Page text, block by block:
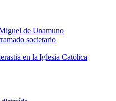
de Unamuno
societario
en la Iglesia Católica